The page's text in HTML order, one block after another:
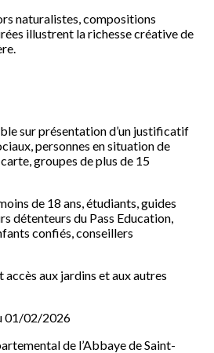
naturalistes, compositions
illustrent la richesse créative de
sur présentation d’un justificatif
personnes en situation de
groupes de plus de 15
de 18 ans, étudiants, guides
détenteurs du Pass Education,
confiés, conseillers
accès aux jardins et aux autres
01/02/2026
de l’Abbaye de Saint-